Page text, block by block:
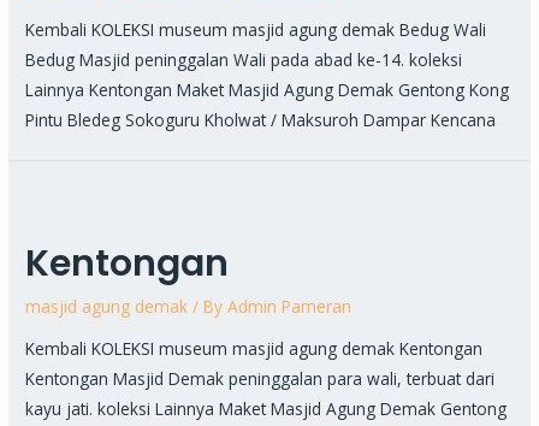
Kembali KOLEKSI museum masjid agung demak Bedug Wali
Bedug Masjid peninggalan Wali pada abad ke-14. koleksi
Lainnya Kentongan Maket Masjid Agung Demak Gentong Kong
Pintu Bledeg Sokoguru Kholwat / Maksuroh Dampar Kencana
Kentongan
masjid agung demak / ByAdmin Pameran
Kembali KOLEKSI museum masjid agung demak Kentongan
Kentongan Masjid Demak peninggalan para wali, terbuat dari
kayu jati. koleksi Lainnya Maket Masjid Agung Demak Gentong